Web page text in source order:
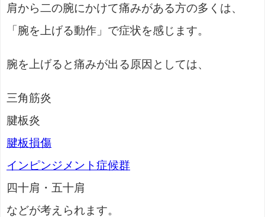
肩から二の腕にかけて痛みがある方の多くは、
「腕を上げる動作」で症状を感じます。
腕を上げると痛みが出る原因としては、
三角筋炎
腱板炎
腱板損傷
インピンジメント症候群
四十肩・五十肩
などが考えられます。